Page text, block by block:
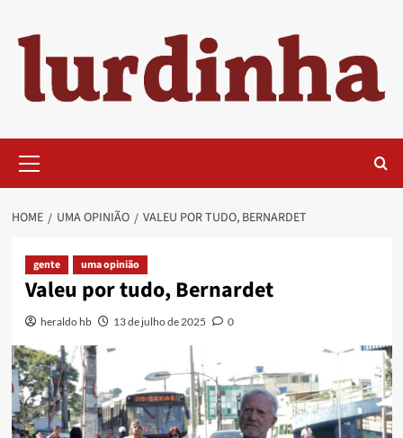
content
Menu
HOME UMA OPINIÃO VALEU POR TUDO, BERNARDET
gente uma opinião
Valeu por tudo, Bernardet
heraldo hb 13 de julho de 2025 0